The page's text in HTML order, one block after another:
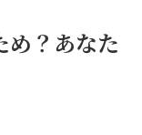
め？あなた